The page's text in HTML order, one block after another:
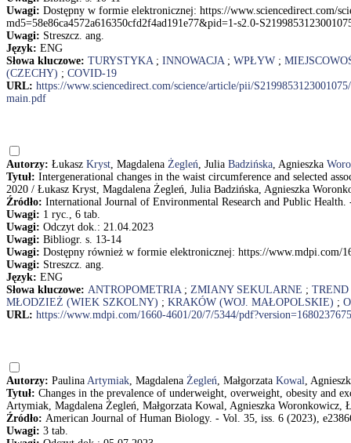
Uwagi: Dostępny w formie elektronicznej: https://www.sciencedirect.com/
md5=58e86ca4572a616350cfd2f4ad191e77&pid=1-s2.0-
Uwagi: Streszcz. ang.
Język: ENG
Słowa kluczowe: TURYSTYKA; INNOWACJA; WPŁYW ;
(CZECHY) ; COVID-19
URL: https://www.sciencedirect.com/science/article/pii/
main.pdf
Autorzy: Łukasz Kryst, Magdalena Żegleń, Julia Badzińska, Agnieszka
Tytuł: Intergenerational changes in the waist circumference and selected
2020 / Łukasz Kryst, Magdalena Żegleń, Julia Badzińska, Agnieszka
Źródło: International Journal of Environmental Research and Public
Uwagi: 1 ryc., 6 tab.
Uwagi: Odczyt dok.: 21.04.2023
Uwagi: Bibliogr. s. 13-14
Uwagi: Dostępny również w formie elektronicznej: https://www.mdpi.com/
Uwagi: Streszcz. ang.
Język: ENG
Słowa kluczowe: ANTROPOMETRIA; ZMIANY SEKULARNE ;
MŁODZIEŻ (WIEK SZKOLNY) ; KRAKÓW (WOJ. MAŁOPOLSKIE) ;
URL: https://www.mdpi.com/1660-4601/20/7/5344/pdf?version=1680237675
Autorzy: Paulina Artymiak, Magdalena Żegleń, Małgorzata Kowal,
Tytuł: Changes in the prevalence of underweight, overweight, obesity and
Artymiak, Magdalena Żegleń, Małgorzata Kowal, Agnieszka Woronkowicz,
Źródło: American Journal of Human Biology. - Vol. 35, iss. 6 (2023),
Uwagi: 3 tab.